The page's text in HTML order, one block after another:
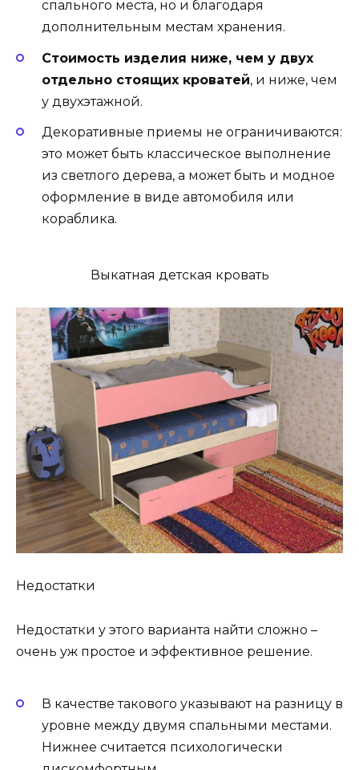
спального места, но и благодаря
дополнительным местам хранения.
Стоимость изделия ниже, чем у двух
отдельно стоящих кроватей, и ниже, чем
у двухэтажной.
Декоративные приемы не ограничиваются:
это может быть классическое выполнение
из светлого дерева, а может быть и модное
оформление в виде автомобиля или
кораблика.
Выкатная детская кровать
Недостатки
Недостатки у этого варианта найти сложно –
очень уж простое и эффективное решение.
В качестве такового указывают на разницу в
уровне между двумя спальными местами.
Нижнее считается психологически